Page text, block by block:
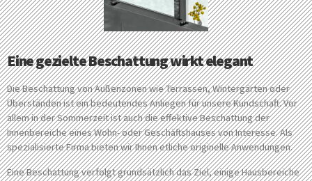
Eine gezielte Beschattung wirkt elegant
Die Beschattung von Außenzonen wie Terrassen, Wintergärten oder
Überständen ist ein bedeutendes Anliegen für unsere Kundschaft. Vor
allem in der Sommerzeit ist auch die effektive Beschattung der
Innenbereiche eines Wohn- oder Geschäftshauses von Interesse. Als
spezialisierte Firma bieten wir Ihnen etliche originelle Anwendungen.
Eine Beschattung verfolgt grundsätzlich das Ziel, einige Hausbereiche